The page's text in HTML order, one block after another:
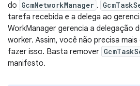
do GcmNetworkManager .
tarefa recebida e a delega ao
WorkManager gerencia a delegação
worker. Assim, você não precisa
fazer isso. Basta remover
manifesto.